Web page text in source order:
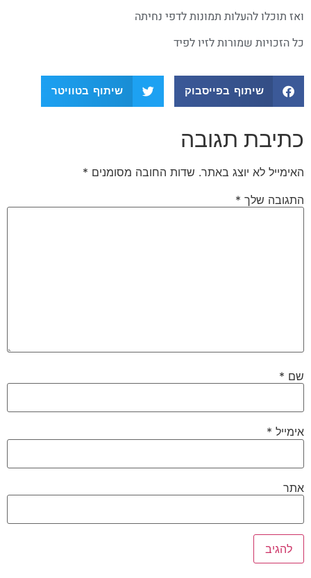
ואז תוכלו להעלות תמונות לדפי נחיתה
כל הזכויות שמורות לזיו לפיד
שיתוף בפייסבוק שיתוף בטוויטר
כתיבת תגובה
האימייל לא יוצג באתר. שדות החובה מסומנים *
התגובה שלך *
שם *
אימייל *
אתר